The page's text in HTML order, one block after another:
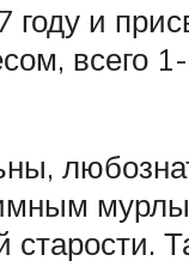
и
всего 1-